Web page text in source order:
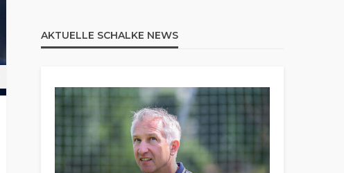
AKTUELLE SCHALKE NEWS